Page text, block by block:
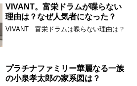
ビング（OW資格持ち）、中華料理特技...
VIVANT。富栄ドラムが喋らない
理由は？なぜ人気者になった？
VIVANT 富栄ドラムは喋らない理由は？
プラチナファミリー華麗なる一族
の小泉孝太郎の家系図は？